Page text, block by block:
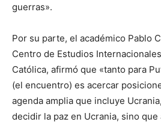
guerras».
Por su parte, el académico Pablo
Centro de Estudios
Católica, afirmó que «tanto para
(el encuentro) es acercar
agenda amplia que incluye
decidir la paz en Ucrania, sino que